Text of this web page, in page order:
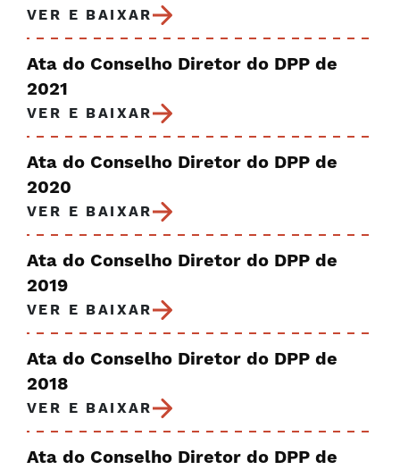
VER E BAIXAR
Ata do Conselho Diretor do DPP de
2021
VER E BAIXAR
Ata do Conselho Diretor do DPP de
2020
VER E BAIXAR
Ata do Conselho Diretor do DPP de
2019
VER E BAIXAR
Ata do Conselho Diretor do DPP de
2018
VER E BAIXAR
Ata do Conselho Diretor do DPP de